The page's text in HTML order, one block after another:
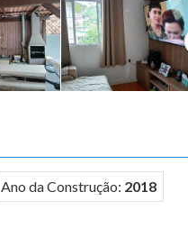
Ano da Construção: 2018